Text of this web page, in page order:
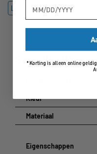
Materiaal:staal, kunststof
Lees meer
Specificaties
Kleur
Materiaal
Eigenschappen
*Korting is alleen online